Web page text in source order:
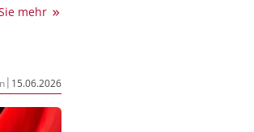
Die
sich
mehr
| 15.06.2026